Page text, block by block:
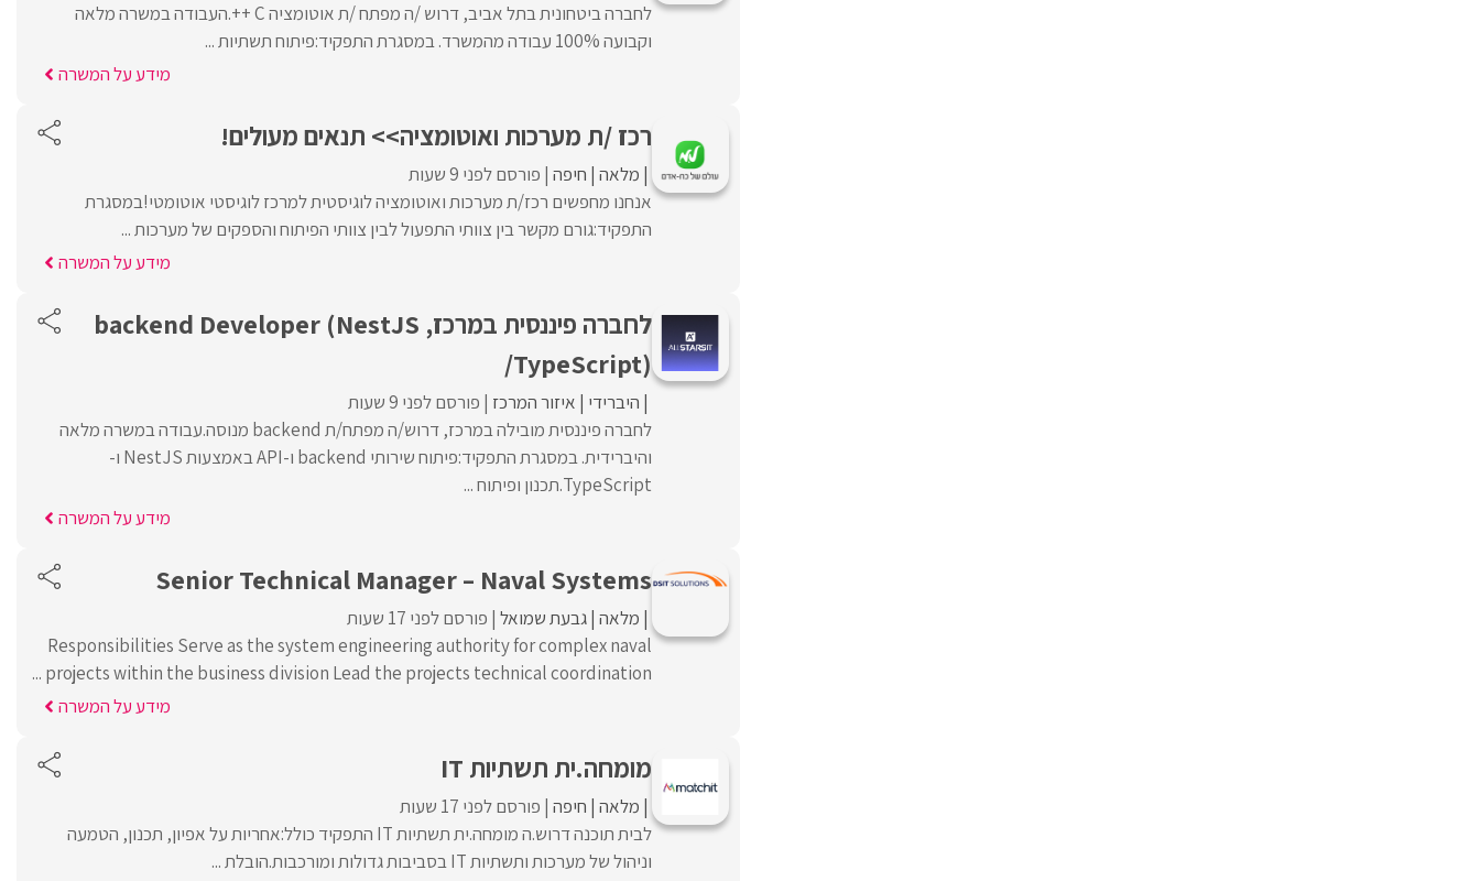
לחברה ביטחונית בתל אביב, דרוש /ה מפתח /ת אוטומציה C ++.העבודה במשרה מלאה
וקבועה 100% עבודה מהמשרד. במסגרת התפקיד:פיתוח תשתיות ...
מידע על המשרה
רכז /ת מערכות ואוטומציה>> תנאים מעולים!
מלאה חיפה פורסם לפני 9 שעות
אנחנו מחפשים רכז/ת מערכות ואוטומציה לוגיסטית למרכז לוגיסטי אוטומטי!במסגרת
התפקיד:גורם מקשר בין צוותי התפעול לבין צוותי הפיתוח והספקים של מערכות ...
מידע על המשרה
לחברה פיננסית במרכז, backend Developer (NestJS
/TypeScript)
היברידי איזור המרכז פורסם לפני 9 שעות
לחברה פיננסית מובילה במרכז, דרוש/ה מפתח/ת backend מנוסה.עבודה במשרה מלאה
והיברידית. במסגרת התפקיד:פיתוח שירותי backend ו-API באמצעות NestJS ו-
TypeScript.תכנון ופיתוח ...
מידע על המשרה
Senior Technical Manager – Naval Systems
מלאה גבעת שמואל פורסם לפני 17 שעות
Responsibilities Serve as the system engineering authority for complex naval
projects within the business division Lead the projects technical coordination ...
מידע על המשרה
מומחה.ית תשתיות IT
מלאה חיפה פורסם לפני 17 שעות
לבית תוכנה דרוש.ה מומחה.ית תשתיות IT התפקיד כולל:אחריות על אפיון, תכנון, הטמעה
וניהול של מערכות ותשתיות IT בסביבות גדולות ומורכבות.הובלת ...